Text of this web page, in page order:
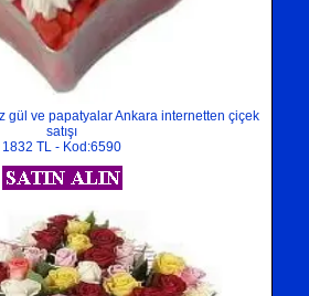
gül ve papatyalar Ankara internetten çiçek
satışı
1832 TL - Kod:6590